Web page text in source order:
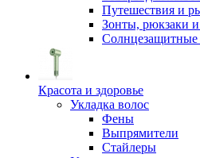
Путешествия и
Зонты, рюкзаки
Солнцезащитные
Красота и здоровье
Укладка волос
Фены
Выпрямители
Стайлеры